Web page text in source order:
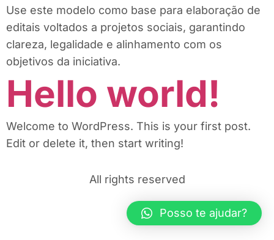
Use este modelo como base para elaboração de
editais voltados a projetos sociais, garantindo
clareza, legalidade e alinhamento com os
objetivos da iniciativa.
Hello world!
Welcome to WordPress. This is your first post.
Edit or delete it, then start writing!
All rights reserved
Posso te ajudar?